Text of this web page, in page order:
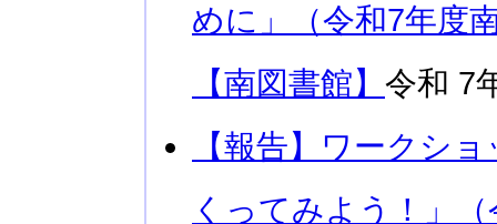
めに」（令和7年度
【南図書館】 令和 7
【報告】ワークシ
くってみよう！」